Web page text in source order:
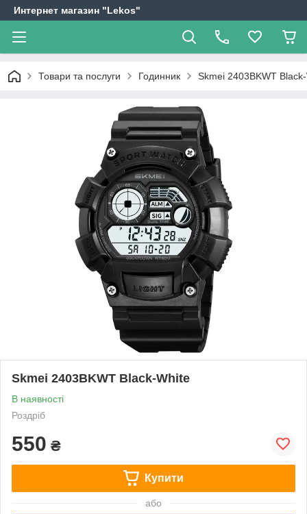
Интернет магазин "Lekos"
Товари та послуги Годинник Skmei 2403BKWT
Skmei 2403BKWT Black-White
В наявності
Роздріб
550 ₴
Купити
або